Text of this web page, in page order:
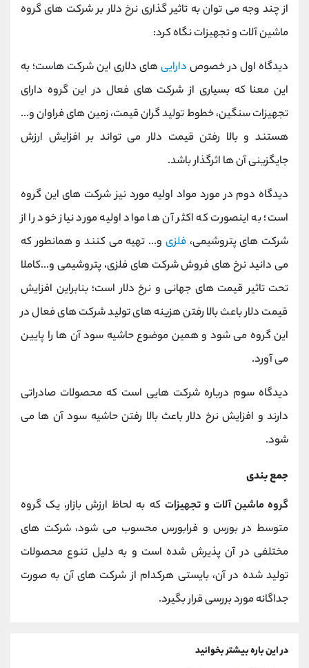
از چند وجه می توان به تاثیر گذاری نرخ دلار بر شرکت های گروه
ماشین آلات و تجهیزات نگاه کرد:
دیدگاه اول در خصوص داراییهای دلاری این شرکت هاست؛ به
این معنا که بسیاری از شرکت های فعال در این گروه دارای
تجهیزات سنگین، خطوط تولید گران قیمت، زمین های فراوان و...
هستند و بالا رفتن قیمت دلار می تواند بر افزایش ارزش
جایگزینی آن ها اثرگذار باشد.
دیدگاه دوم در مورد مواد اولیه مورد نیز شرکت های این گروه
است؛ به اینصورت که اکثر آن ها مواد اولیه مورد نیاز خود را از
شرکت های پتروشیمی،فلزی و... تهیه می کنند و همانطور که
می دانید نرخ های فروش شرکت های فلزی، پتروشیمی و...کاملا
تحت تاثیر قیمت های جهانی و نرخ دلار است؛ بنابراین افزایش
قیمت دلار باعث بالا رفتن هزینه های تولید شرکت های فعال در
این گروه می شود و همین موضوع حاشیه سود آن ها را پایین
می آورد.
دیدگاه سوم درباره شرکت هایی است که محصولات صادراتی
دارند و افزایش نرخ دلار باعث بالا رفتن حاشیه سود آن ها می
شود.
جمع بندی
گروه ماشین آلات و تجهیزات که به لحاظ ارزش بازار، یک گروه
متوسط در بورس و فرابورس محسوب می شود، شرکت های
مختلفی در آن پذیرش شده است و به دلیل تنوع محصولات
تولید شده در آن، بایستی هرکدام از شرکت های آن به صورت
جداگانه مورد بررسی قرار بگیرد.
در این باره بیشتر بخوانید